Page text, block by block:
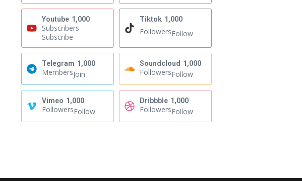
Youtube 1,000
Subscribers
Subscribe
Tiktok 1,000
FollowersFollow
Telegram 1,000
MembersJoin
Soundcloud 1,000
FollowersFollow
Vimeo 1,000
FollowersFollow
Dribbble 1,000
FollowersFollow